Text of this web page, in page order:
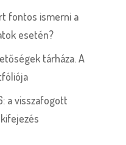
fontos ismerni a
esetén?
tárháza. A
a visszafogott